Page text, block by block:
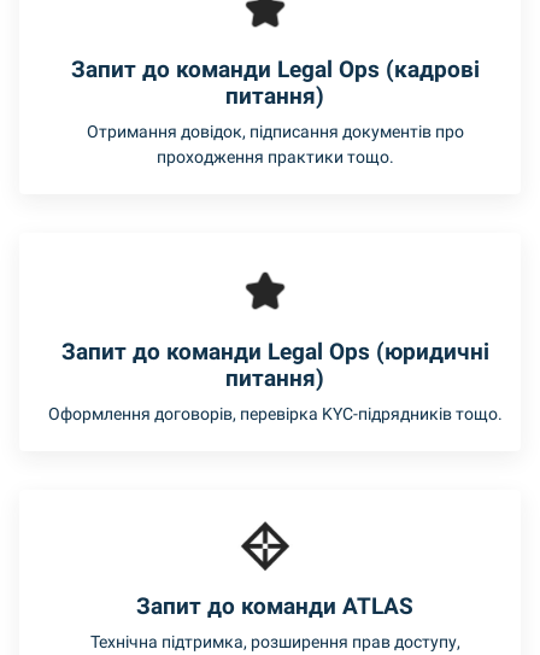
Запит до команди Legal Ops (кадрові
питання)
Отримання довідок, підписання документів про
проходження практики тощо.
Запит до команди Legal Ops (юридичні
питання)
Оформлення договорів, перевірка KYC-підрядників тощо.
Запит до команди ATLAS
Технічна підтримка, розширення прав доступу,